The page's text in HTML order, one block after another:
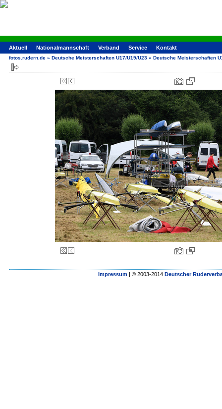
Aktuell Nationalmannschaft Verband Service Kontakt
fotos.rudern.de » Deutsche Meisterschaften U17/U19/U23 » Deutsche Meisterschaften
Impressum | © 2003-2014 Deutscher